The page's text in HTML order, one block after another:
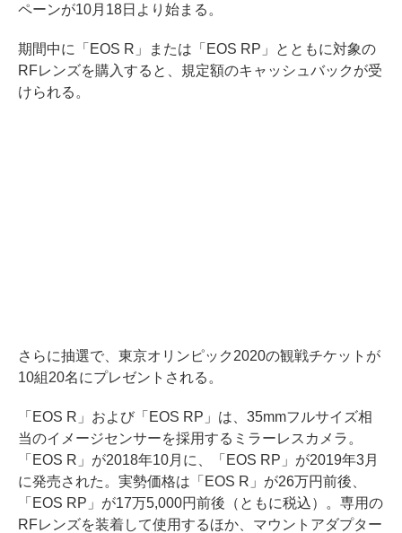
ペーンが10月18日より始まる。
期間中に「EOS R」または「EOS RP」とともに対象の
RFレンズを購入すると、規定額のキャッシュバックが受
けられる。
さらに抽選で、東京オリンピック2020の観戦チケットが
10組20名にプレゼントされる。
「EOS R」および「EOS RP」は、35mmフルサイズ相
当のイメージセンサーを採用するミラーレスカメラ。
「EOS R」が2018年10月に、「EOS RP」が2019年3月
に発売された。実勢価格は「EOS R」が26万円前後、
「EOS RP」が17万5,000円前後（ともに税込）。専用の
RFレンズを装着して使用するほか、マウントアダプター